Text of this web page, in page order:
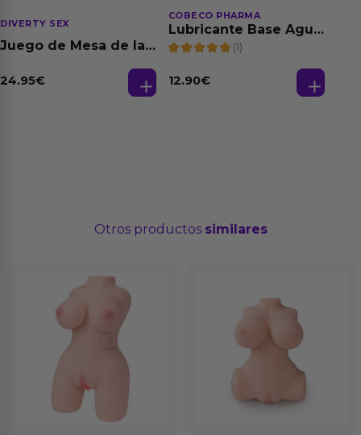
DIVERTY SEX
Juego de Mesa de las
24.95€
COBECO PHARMA
Lubricante Base Agua
100% Natural 125 ml
(1)
12.90€
Otros productos similares